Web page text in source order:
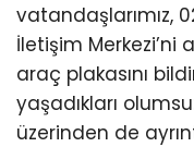
vatandaşlarımız,
İletişim Merkezi’ni
araç plakasını
yaşadıkları
üzerinden de